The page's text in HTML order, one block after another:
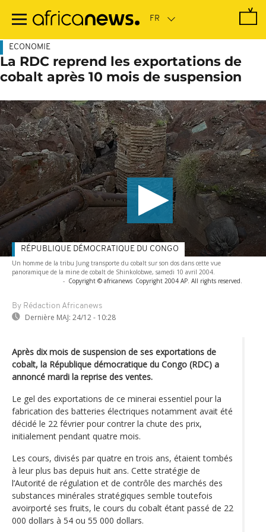
contenu
ECONOMIE
La RDC reprend les exportations de
cobalt après 10 mois de suspension
Un homme de la tribu Jung transporte du cobalt sur son dos dans cette vue
panoramique de la mine de cobalt de Shinkolobwe, samedi 10 avril 2004.
- Copyright © africanews Copyright 2004 AP. All rights reserved.
By Rédaction Africanews
Dernière MAJ: 24/12 - 10:28
RÉPUBLIQUE DÉMOCRATIQUE DU CONGO
Après dix mois de suspension de ses exportations de
cobalt, la République démocratique du Congo (RDC) a
annoncé mardi la reprise des ventes.
Le gel des exportations de ce minerai essentiel pour la
fabrication des batteries électriques notamment avait été
décidé le 22 février pour contrer la chute des prix,
initialement pendant quatre mois.
Les cours, divisés par quatre en trois ans, étaient tombés
à leur plus bas depuis huit ans. Cette stratégie de
l’Autorité de régulation et de contrôle des marchés des
substances minérales stratégiques semble toutefois
avoirporté ses fruits, le cours du cobalt étant passé de 22
000 dollars à 54 ou 55 000 dollars.